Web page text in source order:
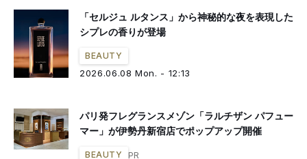
「セルジュ ルタンス」から神秘的な夜を表現した
シプレの香りが登場
BEAUTY
2026.06.08 Mon. - 12:13
パリ発フレグランスメゾン「ラルチザン パフュー
マー」が伊勢丹新宿店でポップアップ開催
BEAUTY PR